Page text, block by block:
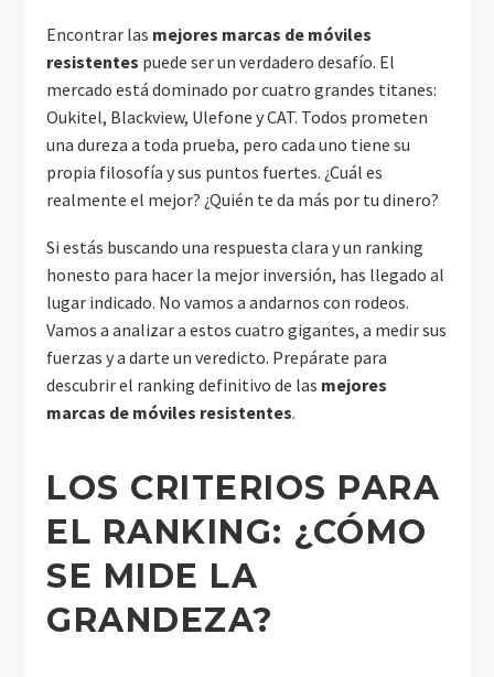
Encontrar las mejores marcas de móviles
resistentes puede ser un verdadero desafío. El
mercado está dominado por cuatro grandes titanes:
Oukitel, Blackview, Ulefone y CAT. Todos prometen
una dureza a toda prueba, pero cada uno tiene su
propia filosofía y sus puntos fuertes. ¿Cuál es
realmente el mejor? ¿Quién te da más por tu dinero?
Si estás buscando una respuesta clara y un ranking
honesto para hacer la mejor inversión, has llegado al
lugar indicado. No vamos a andarnos con rodeos.
Vamos a analizar a estos cuatro gigantes, a medir sus
fuerzas y a darte un veredicto. Prepárate para
descubrir el ranking definitivo de las mejores
marcas de móviles resistentes.
LOS CRITERIOS PARA
EL RANKING: ¿CÓMO
SE MIDE LA
GRANDEZA?